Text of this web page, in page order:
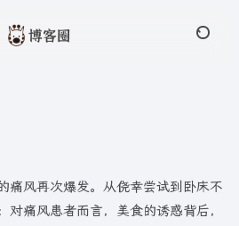
痛风再次爆发。从侥幸尝试到卧床不
对痛风患者而言，美食的诱惑背后，